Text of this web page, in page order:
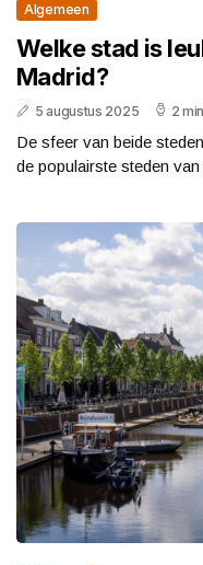
Algemeen
Welke stad is
Madrid?
5 augustus 2025 2
De sfeer van beide
de populairste steden